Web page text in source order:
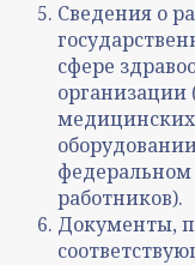
Сведения о
сфере
организации
работников).
Документы,